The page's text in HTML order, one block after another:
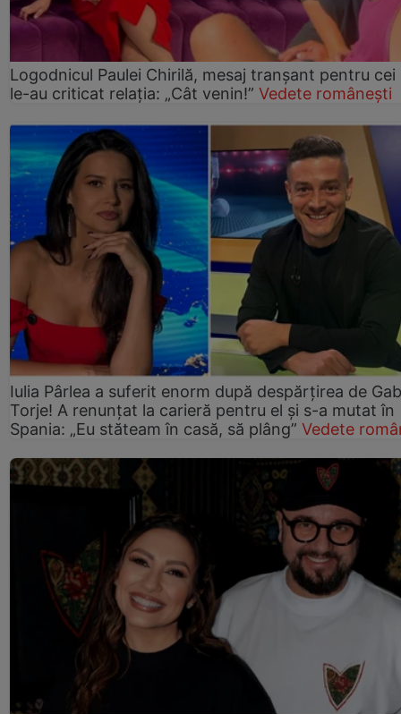
Logodnicul Paulei Chirilă, mesaj tranșant pentru cei
le-au criticat relația: „Cât venin!” Vedete românești
Iulia Pârlea a suferit enorm după despărțirea de
Torje! A renunțat la carieră pentru el și s-a mutat în
Spania: „Eu stăteam în casă, să plâng” Vedete